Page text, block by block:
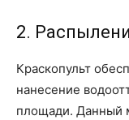
2.
Краскопульт
нанесение
площади. Данный